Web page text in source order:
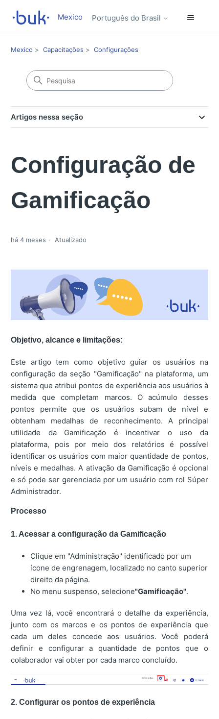
Mexico Português do Brasil
Mexico Capacitações Configurações
Artigos nessa seção
Configuração de
Gamificação
há 4 meses Atualizado
Objetivo, alcance e limitações:
Este artigo tem como objetivo guiar os usuários na
configuração da seção "Gamificação" na plataforma, um
sistema que atribui pontos de experiência aos usuários à
medida que completam marcos. O acúmulo desses
pontos permite que os usuários subam de nível e
obtenham medalhas de reconhecimento. A principal
utilidade da Gamificação é incentivar o uso da
plataforma, pois por meio dos relatórios é possível
identificar os usuários com maior quantidade de pontos,
níveis e medalhas. A ativação da Gamificação é opcional
e só pode ser gerenciada por um usuário com rol Súper
Administrador.
Processo
1. Acessar a configuração da Gamificação
Clique em "Administração" identificado por um
ícone de engrenagem, localizado no canto superior
direito da página.
No menu suspenso, selecione"Gamificação".
Uma vez lá, você encontrará o detalhe da experiência,
junto com os marcos e os pontos de experiência que
cada um deles concede aos usuários. Você poderá
definir e configurar a quantidade de pontos que o
colaborador vai obter por cada marco concluído.
2. Configurar os pontos de experiência